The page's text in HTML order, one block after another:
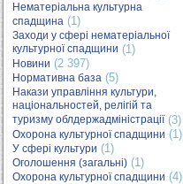
Нематеріальна культурна
спадщина (1)
Заходи у сфері нематеріальної
культурної спадщини (1)
Новини (2 397)
Нормативна база (5)
Накази управління культури,
національностей, релігій та
туризму облдержадміністрації(3)
Охорона культурної спадщини (1)
У сфері культури (1)
Оголошення (загальні) (1)
Охорона культурної спадщини (4)